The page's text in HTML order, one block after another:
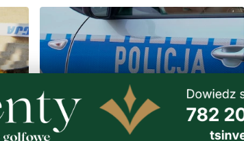
WAŻNE AKTUALIZACJA
Policja szuka 15-letniej Wiktorii.